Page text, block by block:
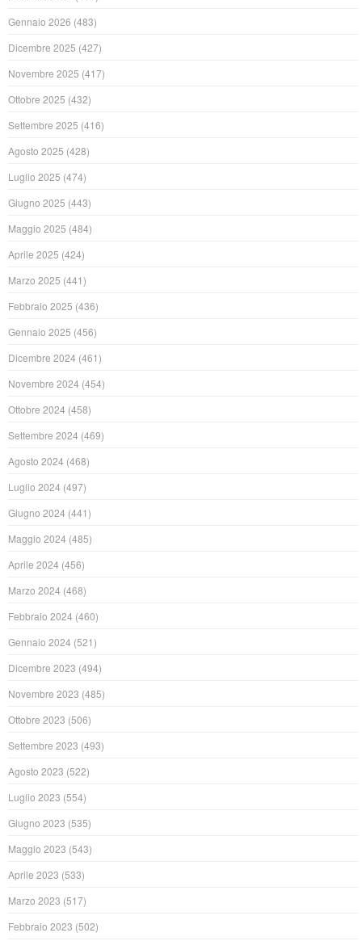
Gennaio 2026 (483)
Dicembre 2025 (427)
Novembre 2025 (417)
Ottobre 2025 (432)
Settembre 2025 (416)
Agosto 2025 (428)
Luglio 2025 (474)
Giugno 2025 (443)
Maggio 2025 (484)
Aprile 2025 (424)
Marzo 2025 (441)
Febbraio 2025 (436)
Gennaio 2025 (456)
Dicembre 2024 (461)
Novembre 2024 (454)
Ottobre 2024 (458)
Settembre 2024 (469)
Agosto 2024 (468)
Luglio 2024 (497)
Giugno 2024 (441)
Maggio 2024 (485)
Aprile 2024 (456)
Marzo 2024 (468)
Febbraio 2024 (460)
Gennaio 2024 (521)
Dicembre 2023 (494)
Novembre 2023 (485)
Ottobre 2023 (506)
Settembre 2023 (493)
Agosto 2023 (522)
Luglio 2023 (554)
Giugno 2023 (535)
Maggio 2023 (543)
Aprile 2023 (533)
Marzo 2023 (517)
Febbraio 2023 (502)